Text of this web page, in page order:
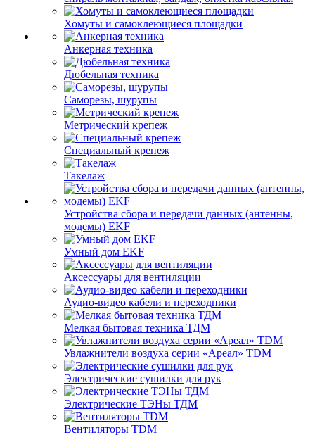
Хомуты и самоклеющиеся площадки
Анкерная техника
Дюбельная техника
Саморезы, шурупы
Метрический крепеж
Специальный крепеж
Такелаж
Устройства сбора и передачи данных (антенны,
модемы) EKF
Умный дом EKF
Аксессуары для вентиляции
Аудио-видео кабели и переходники
Мелкая бытовая техника ТДМ
Увлажнители воздуха серии «Ареал» TDM
Электрические сушилки для рук
Электрические ТЭНы ТДМ
Вентиляторы TDM